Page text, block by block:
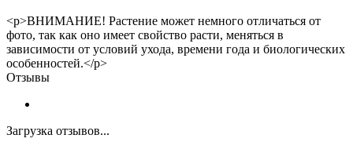
<p>ВНИМАНИЕ! Растение может немного отличаться от
фото, так как оно имеет свойство расти, меняться в
зависимости от условий ухода, времени года и биологических
особенностей.</p>
Отзывы
Загрузка отзывов...